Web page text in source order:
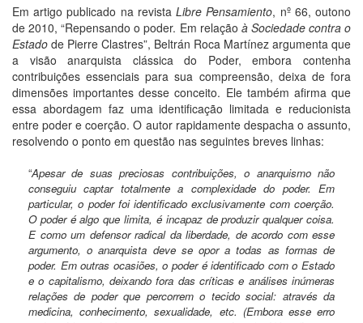
Em artigo publicado na revistaLibre Pensamiento, nº 66, outono
de 2010, “Repensando o poder. Em relação à Sociedade contra o
Estado de Pierre Clastres”, Beltrán Roca Martínez argumenta que
a visão anarquista clássica do Poder, embora contenha
contribuições essenciais para sua compreensão, deixa de fora
dimensões importantes desse conceito. Ele também afirma que
essa abordagem faz uma identificação limitada e reducionista
entre poder e coerção. O autor rapidamente despacha o assunto,
resolvendo o ponto em questão nas seguintes breves linhas:
“Apesar de suas preciosas contribuições, o anarquismo não
conseguiu captar totalmente a complexidade do poder. Em
particular, o poder foi identificado exclusivamente com coerção.
O poder é algo que limita, é incapaz de produzir qualquer coisa.
E como um defensor radical da liberdade, de acordo com esse
argumento, o anarquista deve se opor a todas as formas de
poder. Em outras ocasiões, o poder é identificado com o Estado
e o capitalismo, deixando fora das críticas e análises inúmeras
relações de poder que percorrem o tecido social: através da
medicina, conhecimento, sexualidade, etc. (Embora esse erro